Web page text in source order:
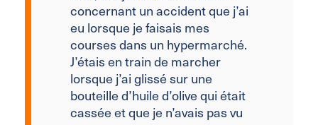
concernant un accident que j’ai
eu lorsque je faisais mes
courses dans un hypermarché.
J’étais en train de marcher
lorsque j’ai glissé sur une
bouteille d’huile d’olive qui était
cassée et que je n’avais pas vu